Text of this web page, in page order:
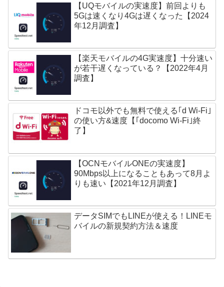
【UQモバイルの実速度】前回よりも
5Gは速くなり4Gは遅くなった【2024
年12月調査】
【楽天モバイルの4G実速度】十分速い
が若干遅くなっている？【2022年4月
調査】
ドコモ以外でも無料で使える｢d Wi-Fi｣
の使い方&速度【｢docomo Wi-Fi｣終
了】
【OCNモバイルONEの実速度】
90Mbps以上になることもあって8月よ
りも速い【2021年12月調査】
データSIMでもLINEが使える！LINEモ
バイルの新規契約方法＆速度